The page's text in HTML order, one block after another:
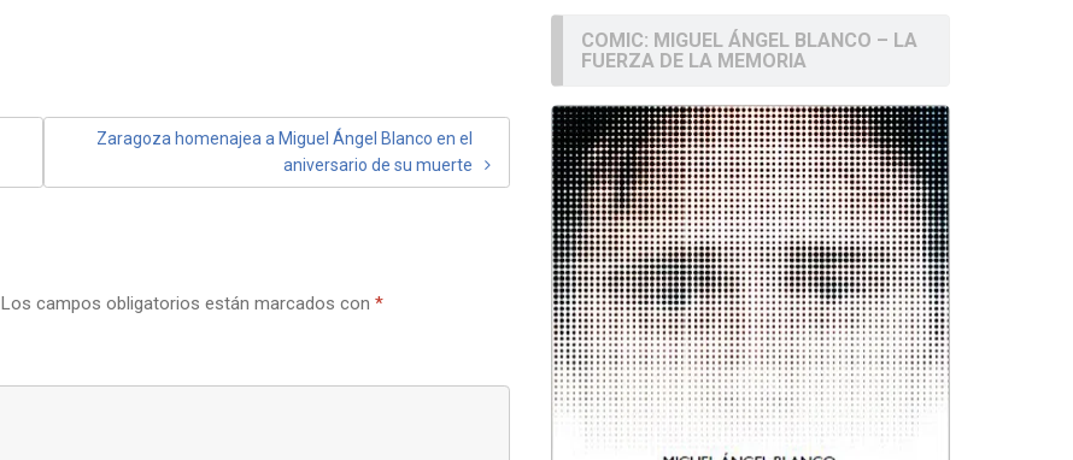
Zaragoza homenajea a Miguel Ángel Blanco en el
aniversario de su muerte
Los campos obligatorios están marcados con *
COMIC: MIGUEL ÁNGEL BLANCO – LA
FUERZA DE LA MEMORIA